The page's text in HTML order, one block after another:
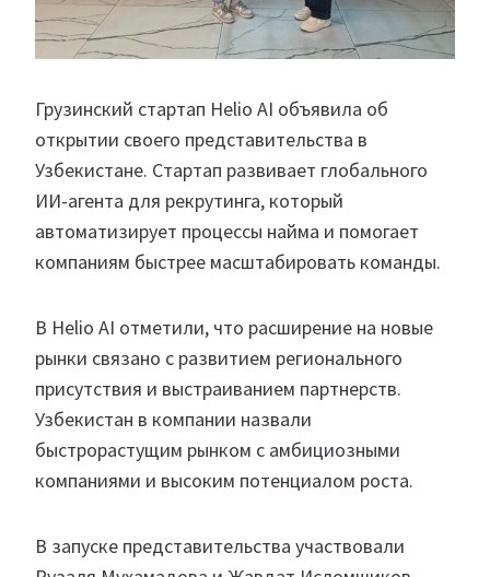
Грузинский стартап Helio AI объявила об
открытии своего представительства в
Узбекистане. Стартап развивает глобального
ИИ-агента для рекрутинга, который
автоматизирует процессы найма и помогает
компаниям быстрее масштабировать команды.
В Helio AI отметили, что расширение на новые
рынки связано с развитием регионального
присутствия и выстраиванием партнерств.
Узбекистан в компании назвали
быстрорастущим рынком с амбициозными
компаниями и высоким потенциалом роста.
В запуске представительства участвовали